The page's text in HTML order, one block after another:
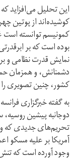
این تحلیل می‌افزاید
کوشیده‌اند از پوتین
کمونیسم توانسته است
بوده است که بر
نمایش قدرت نظامی و
دشمنانش، و همزمان
کشور، چنین تصویری را
به گفته خبرگزاری
دوجانبه پیشین روسیه،
تحریم‌های جدیدی که
آمریکا بر علیه مسکو
وجود آورده است که